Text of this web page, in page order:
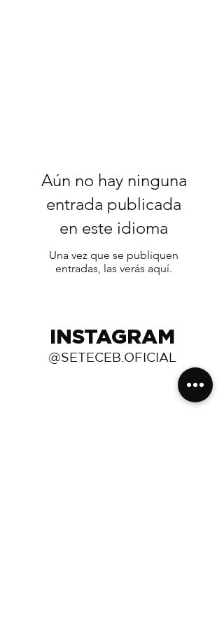
Aún no hay ninguna
entrada publicada
en este idioma
Una vez que se publiquen
entradas, las verás aquí.
INSTAGRAM
@SETECEB.OFICIAL